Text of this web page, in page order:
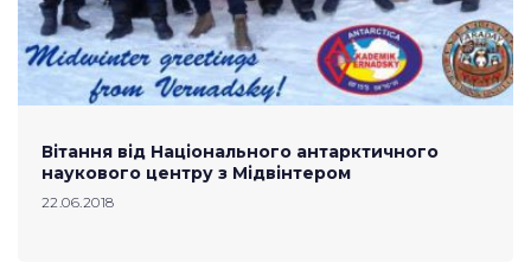
Вітання від Національного антарктичного
наукового центру з Мідвінтером
22.06.2018